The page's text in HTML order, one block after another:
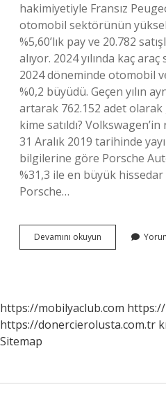
hakimiyetiyle Fransız
otomobil sektörünün
%5,60’lık pay ve 20.782
alıyor. 2024 yılında kaç araç
2024 döneminde otomobil
%0,2 büyüdü. Geçen yılın
artarak 762.152 adet
kime satıldı?
31 Aralık 2019 tarihinde
bilgilerine göre Porsche
%31,3 ile en büyük
Porsche…
Devamını okuyun Volkswagen
Ne
https://mobilyaclub.com
https://donercierolusta.com.tr
Sitemap